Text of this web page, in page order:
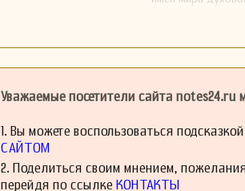
Уважаемые посетители сайта
1. Вы можете воспользоваться
САЙТОМ
2. Поделиться своим мнением,
перейдя по ссылке КОНТАКТЫ